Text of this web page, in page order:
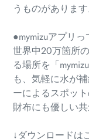
うものがあります
●mymizuアプリっ
世界中20万箇所
る場所を「
も、気軽に水が
ーによるスポッ
財布にも優しい
↓ダウンロードは